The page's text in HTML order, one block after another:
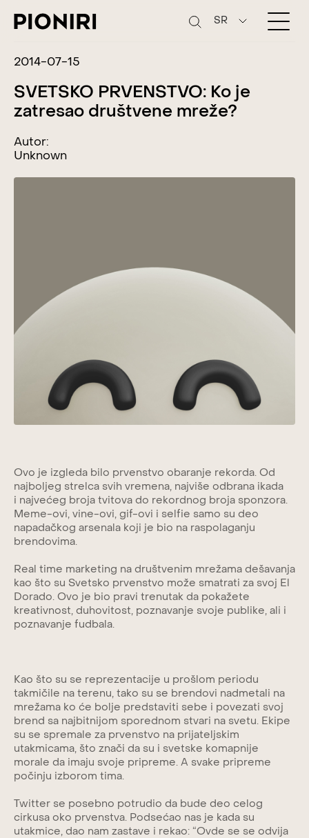
SR
2014-07-15
SVETSKO PRVENSTVO: Ko je
zatresao društvene mreže?
Autor:
Unknown
Ovo je izgleda bilo prvenstvo obaranje rekorda. Od
najboljeg strelca svih vremena, najviše odbrana ikada
i najvećeg broja tvitova do rekordnog broja sponzora.
Meme-ovi, vine-ovi, gif-ovi i selfie samo su deo
napadačkog arsenala koji je bio na raspolaganju
brendovima.
Real time marketing na društvenim mrežama dešavanja
kao što su Svetsko prvenstvo može smatrati za svoj El
Dorado. Ovo je bio pravi trenutak da pokažete
kreativnost, duhovitost, poznavanje svoje publike, ali i
poznavanje fudbala.
Kao što su se reprezentacije u prošlom periodu
takmičile na terenu, tako su se brendovi nadmetali na
mrežama ko će bolje predstaviti sebe i povezati svoj
brend sa najbitnijom sporednom stvari na svetu. Ekipe
su se spremale za prvenstvo na prijateljskim
utakmicama, što znači da su i svetske komapnije
morale da imaju svoje pripreme. A svake pripreme
počinju izborom tima.
Twitter se posebno potrudio da bude deo celog
cirkusa oko prvenstva. Podsećao nas je kada su
utakmice, dao nam zastave i rekao: “Ovde se se odvija